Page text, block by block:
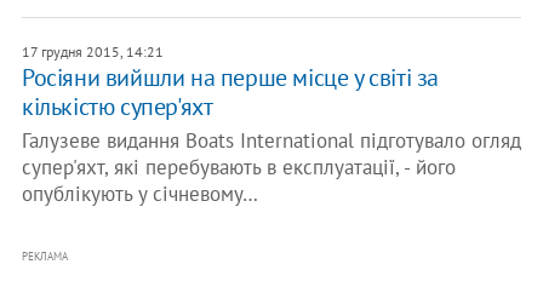
17 грудня 2015, 14:21
Росіяни вийшли на перше місце у світі за
кількістю супер'яхт
Галузеве видання Boats International підготувало огляд
супер'яхт, які перебувають в експлуатації, - його
опублікують у січневому…
РЕКЛАМА